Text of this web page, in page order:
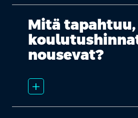
Mitä
nousevat?
add_2